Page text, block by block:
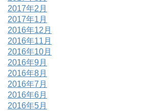
2017年2月
2017年1月
2016年12月
2016年11月
2016年10月
2016年9月
2016年8月
2016年7月
2016年6月
2016年5月